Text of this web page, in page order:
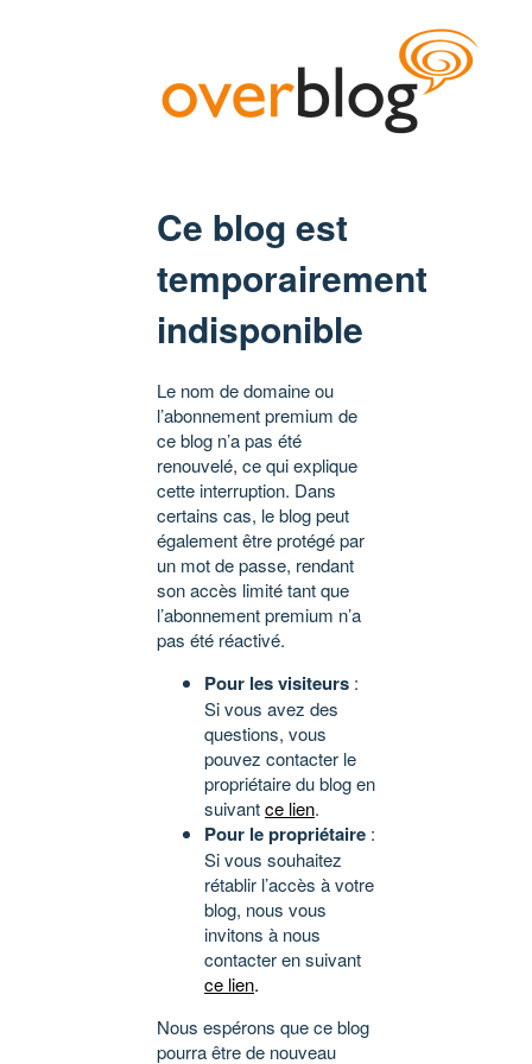
Ce blog est
temporairement
indisponible
Le nom de domaine ou
l’abonnement premium de
ce blog n’a pas été
renouvelé, ce qui explique
cette interruption. Dans
certains cas, le blog peut
également être protégé par
un mot de passe, rendant
son accès limité tant que
l’abonnement premium n’a
pas été réactivé.
Pour les visiteurs :
Si vous avez des
questions, vous
pouvez contacter le
propriétaire du blog en
suivantce lien.
Pour le propriétaire :
Si vous souhaitez
rétablir l’accès à votre
blog, nous vous
invitons à nous
contacter en suivant
ce lien.
Nous espérons que ce blog
pourra être de nouveau